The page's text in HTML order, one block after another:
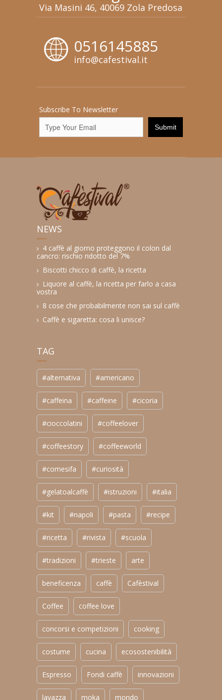
Via Masini 46, 40069 Zola Predosa
0516145885
info@cafestival.it
Subscribe To Newsletter
NEWS
4 caffè al giorno proteggono il colon dal
cancro: rischio ridotto del 7%
Biscotti chicco di caffè, la ricetta
Liquore al caffè, la ricetta per farlo a casa
vostra
8 cose che probabilmente non sai sul caffè
Caffè e sigaretta: cosa li unisce?
TAG
#alternativa #americano
#caffeina #caffeine #cicoria
#cioccolatini #coffeelover
#coffeestory #coffeeworld
#comesifa #curiosità
#gelatoalcaffè #istruzioni #italia
#kit #napoli #pasta #recipe
#ricetta #rivista #scuola
#tradizioni #trieste arte
beneficenza caffè Cafèstival
Coffee coffee love
concorsi e competizioni cooking
costume cucina ecosostenibilità
Espresso Fondi caffè innovazioni
lavazza moka mondo